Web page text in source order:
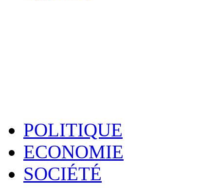
POLITIQUE
ECONOMIE
SOCIÉTÉ